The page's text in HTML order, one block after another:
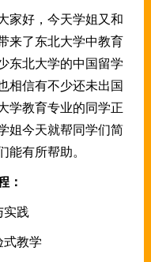
家好，今天学姐又和
来了东北大学中教育
东北大学的中国留学
相信有不少还未出国
学教育专业的同学正
姐今天就帮同学们简
有所帮助。
：
践
教学